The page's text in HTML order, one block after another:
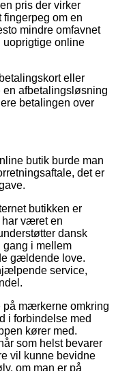
pris der virker
om en
mindre omfavnet
uoprigtige online
eller
en afbetalingsløsning
betalingen over
butik burde man
det er
butikken er
været en
dansk
gang i mellem
gældende love.
service,
på mærkerne omkring
i forbindelse med
kører med.
som helst bevarer
vil kunne bevidne
om man er på